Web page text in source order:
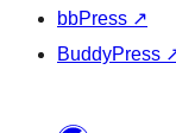
bbPress ↗
BuddyPress